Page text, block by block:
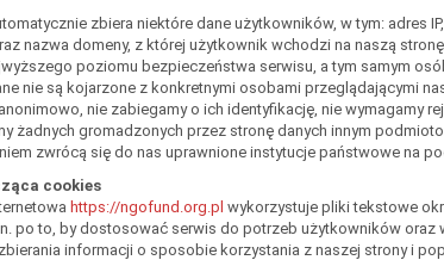
zbiera niektóre dane użytkowników, w tym: adres
nazwa domeny, z której użytkownik wchodzi na naszą
poziomu bezpieczeństwa serwisu, a tym samym
nie są kojarzone z konkretnymi osobami przeglądającymi
nie zabiegamy o ich identyfikację, nie wymagamy
żadnych gromadzonych przez stronę danych innym
zwrócą się do nas uprawnione instytucje państwowe na
cookies
https://ngofund.org.pl wykorzystuje pliki tekstowe
po to, by dostosować serwis do potrzeb użytkowników oraz
informacji o sposobie korzystania z naszej strony i